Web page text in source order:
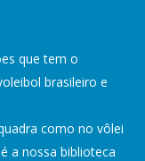
que tem o
brasileiro e
como no vôlei
a nossa biblioteca